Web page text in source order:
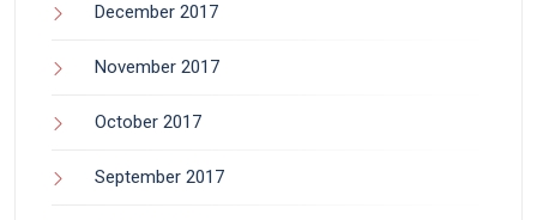
December 2017
November 2017
October 2017
September 2017